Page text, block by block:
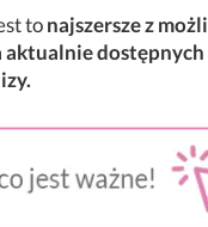
tonajszersze z
aktualnie dostępnych